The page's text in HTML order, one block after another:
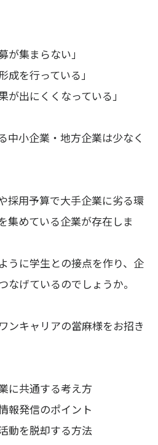
が集まらない」
成を行っている」
が出にくくなっている」
中小企業・地方企業は少なく
採用予算で大手企業に劣る環
集めている企業が存在しま
うに学生との接点を作り、企
なげているのでしょうか。
ンキャリアの當麻様をお招き
に共通する考え方
報発信のポイント
動を脱却する方法